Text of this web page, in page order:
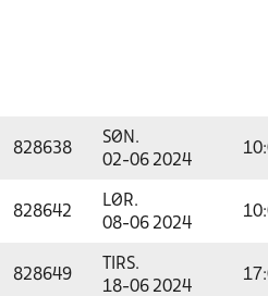
828638
SØN.
02-06 2024
828642
LØR.
08-06 2024
828649
TIRS.
18-06 2024